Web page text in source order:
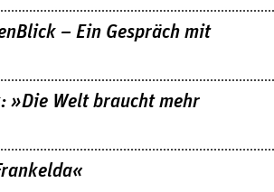
– Ein Gespräch mit
»Die Welt braucht mehr